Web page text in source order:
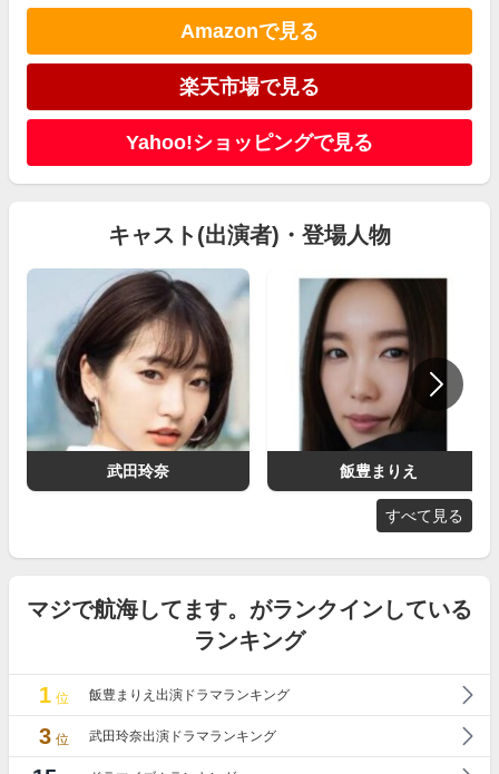
Amazonで見る
楽天市場で見る
Yahoo!ショッピングで見る
キャスト(出演者)・登場人物
武田玲奈 飯豊まりえ
すべて見る
マジで航海してます。がランクインしている
ランキング
1 位 飯豊まりえ出演ドラマランキング
3 位 武田玲奈出演ドラマランキング